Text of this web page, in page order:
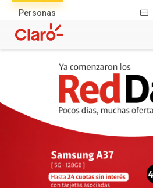
Personas
productos